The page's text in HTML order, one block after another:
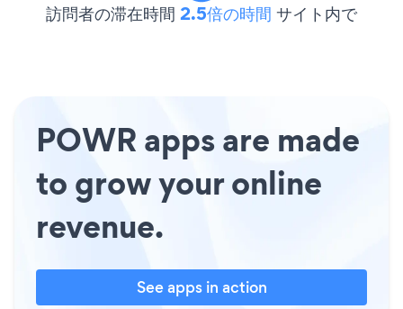
訪問者の滞在時間 2.5倍の時間 サイト内で
POWR apps are made
to grow your online
revenue.
See apps in action